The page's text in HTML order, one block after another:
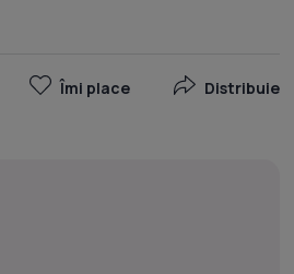
Îmi place Distribuie